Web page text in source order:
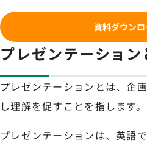
資料ダウンロ
プレゼンテーション
プレゼンテーションとは、企
し理解を促すことを指します。
プレゼンテーションは、英